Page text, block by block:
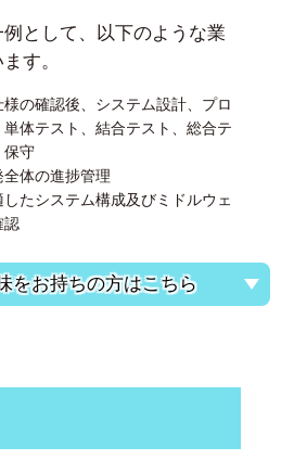
として、以下のような業
す。
の確認後、システム設計、プロ
単体テスト、結合テスト、総合テ
保守
体の進捗管理
たシステム構成及びミドルウェ
認
をお持ちの方はこちら